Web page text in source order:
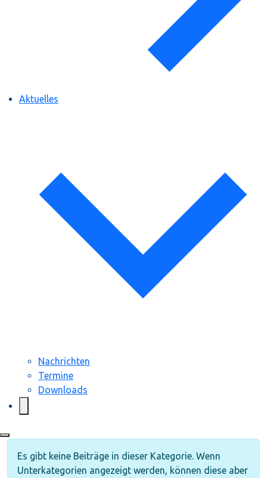
Aktuelles
Nachrichten
Termine
Downloads
Information
Es gibt keine Beiträge in dieser Kategorie. Wenn
Unterkategorien angezeigt werden, können diese aber